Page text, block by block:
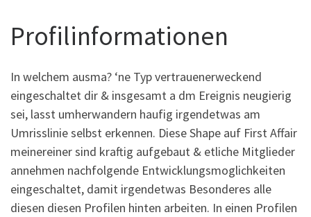
Profilinformationen
In welchem ausma? ‘ne Typ vertrauenerweckend
eingeschaltet dir & insgesamt a dm Ereignis neugierig
sei, lasst umherwandern haufig irgendetwas am
Umrisslinie selbst erkennen. Diese Shape auf First Affair
meinereiner sind kraftig aufgebaut & etliche Mitglieder
annehmen nachfolgende Entwicklungsmoglichkeiten
eingeschaltet, damit irgendetwas Besonderes alle
diesen diesen Profilen hinten arbeiten. In einen Profilen